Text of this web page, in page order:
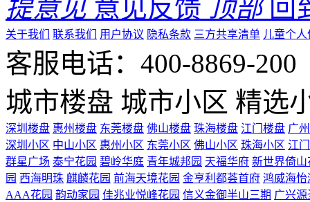
提意见 意见反馈 顶部 回
关于我们 联系我们 用户协议 隐私条款 三方共享清单 儿童个
客服电话：400-8869-200
城市楼盘 城市小区 精选
深圳楼盘 惠州楼盘 东莞楼盘 佛山楼盘 珠海楼盘 江门楼盘 广
深圳小区 中山小区 惠州小区 东莞小区 佛山小区 珠海小区 江
群星广场 泰宁花园 碧岭华庭 青年城邦园 天福华府 新世界倚山
园 西海明珠 麒麟花园 前海天境花园 金亨利都荟首府 鸿威海怡
AAA花园 韵动家园 佳兆业悦峰花园 信义金御半山三期 广兴